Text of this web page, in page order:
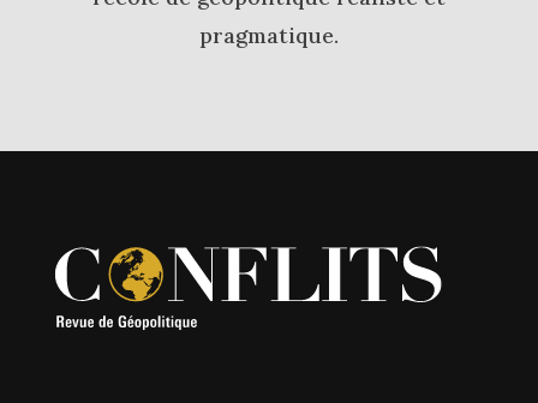
pragmatique.